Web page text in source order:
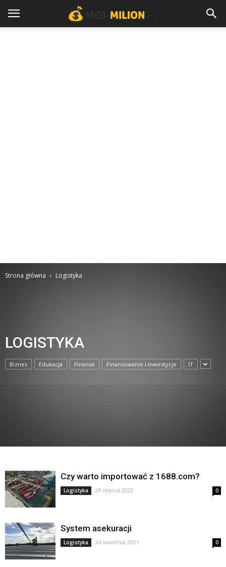
Strona główna Logistyka
LOGISTYKA
Biznes Edukacja Finanse Finansowanie i inwestycje IT
Czy warto importować z 1688.com?
Logistyka 29 marca 2022 0
System asekuracji
Logistyka 24 kwietnia 2021 0